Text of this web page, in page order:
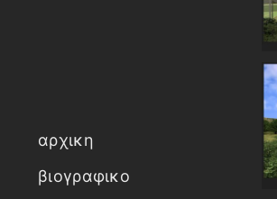
αρχικη
βιογραφικο